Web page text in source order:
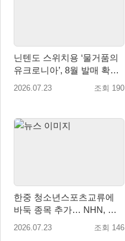
닌텐도 스위치용 ‘물거품의
유크로니아’, 8월 발매 확
정… 무료 체험판과 사전예
2026.07.23 조회 190
한중 청소년스포츠교류에
바둑 종목 추가… NHN, 바
둑 AI ‘한돌’로 양국 훈련 지
2026.07.23 조회 146